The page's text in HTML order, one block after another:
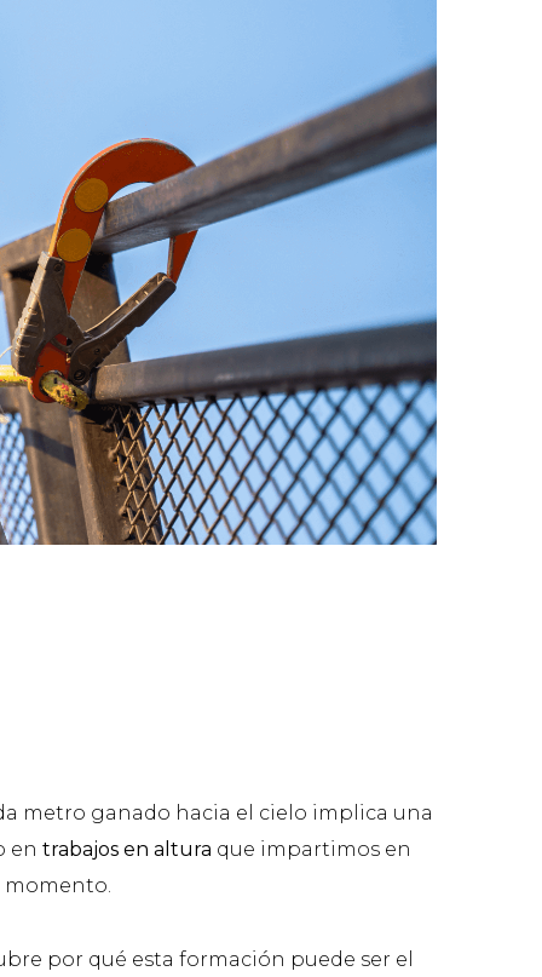
metro ganado hacia el cielo implica una
en trabajos en altura que impartimos en
momento.
por qué esta formación puede ser el